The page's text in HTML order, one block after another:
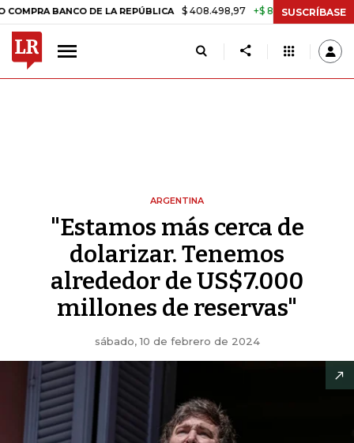
BANCO DE LA REPÚBLICA $ 408.498,97 +$ 8.753,81 +2,19% TASA
SUSCRÍBASE
ARGENTINA
"Estamos más cerca de
dolarizar. Tenemos
alrededor de US$7.000
millones de reservas"
sábado, 10 de febrero de 2024